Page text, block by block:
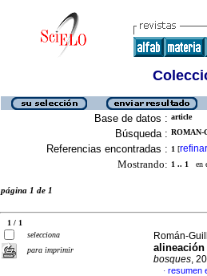
Base de datos : article
Búsqueda :
Referencias encontradas : 1 [refinar
Mostrando: 1 .. 1 en
página 1 de 1
1 / 1
selecciona
para imprimir
Román-
alineación
bosques,
· resumen